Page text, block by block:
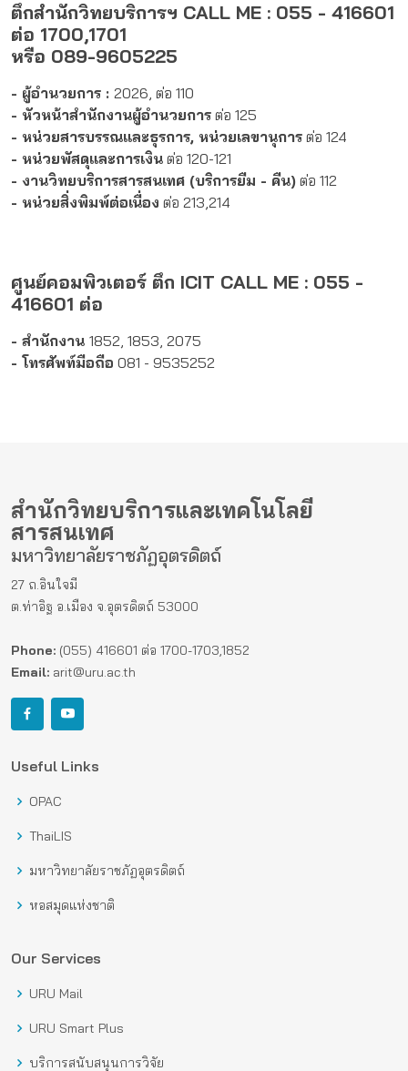
ตึกสำนักวิทยบริการฯ CALL ME : 055 - 416601
ต่อ 1700,1701
หรือ 089-9605225
- ผู้อำนวยการ : 2026, ต่อ 110
- หัวหน้าสำนักงานผู้อำนวยการ ต่อ 125
- หน่วยสารบรรณและธุรการ, หน่วยเลขานุการ ต่อ 124
- หน่วยพัสดุและการเงิน ต่อ 120-121
- งานวิทยบริการสารสนเทศ (บริการยืม - คืน) ต่อ 112
- หน่วยสิ่งพิมพ์ต่อเนื่อง ต่อ 213,214
ศูนย์คอมพิวเตอร์ ตึก ICIT CALL ME : 055 -
416601 ต่อ
- สำนักงาน 1852, 1853, 2075
- โทรศัพท์มือถือ 081 - 9535252
สำนักวิทยบริการและเทคโนโลยี
สารสนเทศ
มหาวิทยาลัยราชภัฏอุตรดิตถ์
27 ถ.อินใจมี
ต.ท่าอิฐ อ.เมือง จ.อุตรดิตถ์ 53000
Phone: (055) 416601 ต่อ 1700-1703,1852
Email: arit@uru.ac.th
Useful Links
OPAC
ThaiLIS
มหาวิทยาลัยราชภัฏอุตรดิตถ์
หอสมุดแห่งชาติ
Our Services
URU Mail
URU Smart Plus
บริการสนับสนุนการวิจัย